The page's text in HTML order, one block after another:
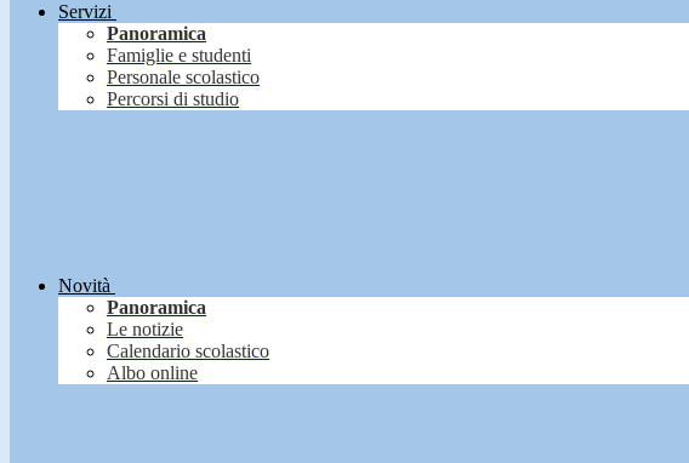
Servizi
Panoramica
Famiglie e studenti
Personale scolastico
Percorsi di studio
Novità
Panoramica
Le notizie
Calendario scolastico
Albo online